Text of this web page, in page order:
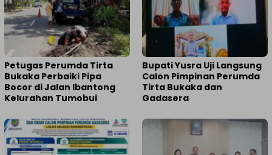
Petugas Perumda Tirta
Bukaka Perbaiki Pipa
Bocor di Jalan Ibantong
Kelurahan Tumobui
Bupati Yusra Uji Langsung
Calon Pimpinan Perumda
Tirta Bukaka dan
Gadasera